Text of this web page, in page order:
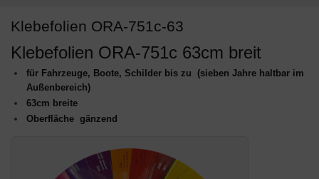
Klebefolien ORA-751c-63
Klebefolien ORA-751c 63cm breit
für Fahrzeuge, Boote, Schilder bis zu (sieben Jahre haltbar im
Außenbereich)
63cm breite
Oberfläche gänzend